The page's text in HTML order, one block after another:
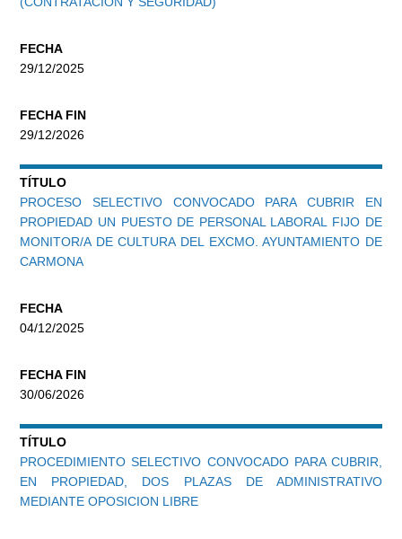
FECHA
29/12/2025
FECHA FIN
29/12/2026
TÍTULO
PROCESO SELECTIVO CONVOCADO PARA CUBRIR EN
PROPIEDAD UN PUESTO DE PERSONAL LABORAL FIJO DE
MONITOR/A DE CULTURA DEL EXCMO. AYUNTAMIENTO DE
CARMONA
FECHA
04/12/2025
FECHA FIN
30/06/2026
TÍTULO
PROCEDIMIENTO SELECTIVO CONVOCADO PARA CUBRIR,
EN PROPIEDAD, DOS PLAZAS DE ADMINISTRATIVO
MEDIANTE OPOSICION LIBRE